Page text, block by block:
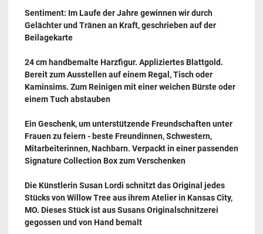
Sentiment: Im Laufe der Jahre gewinnen wir durch
Gelächter und Tränen an Kraft, geschrieben auf der
Beilagekarte
24 cm handbemalte Harzfigur. Appliziertes Blattgold.
Bereit zum Ausstellen auf einem Regal, Tisch oder
Kaminsims. Zum Reinigen mit einer weichen Bürste oder
einem Tuch abstauben
Ein Geschenk, um unterstützende Freundschaften unter
Frauen zu feiern - beste Freundinnen, Schwestern,
Mitarbeiterinnen, Nachbarn. Verpackt in einer passenden
Signature Collection Box zum Verschenken
Die Künstlerin Susan Lordi schnitzt das Original jedes
Stücks von Willow Tree aus ihrem Atelier in Kansas City,
MO. Dieses Stück ist aus Susans Originalschnitzerei
gegossen und von Hand bemalt